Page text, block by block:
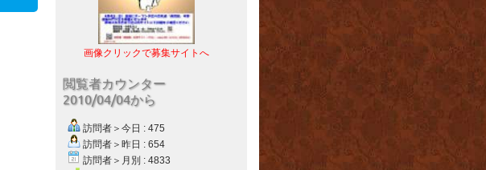
画像クリックで募集サイトへ
閲覧者カウンター
2010/04/04から
訪問者＞今日 : 475
訪問者＞昨日 : 654
訪問者＞月別 : 4833